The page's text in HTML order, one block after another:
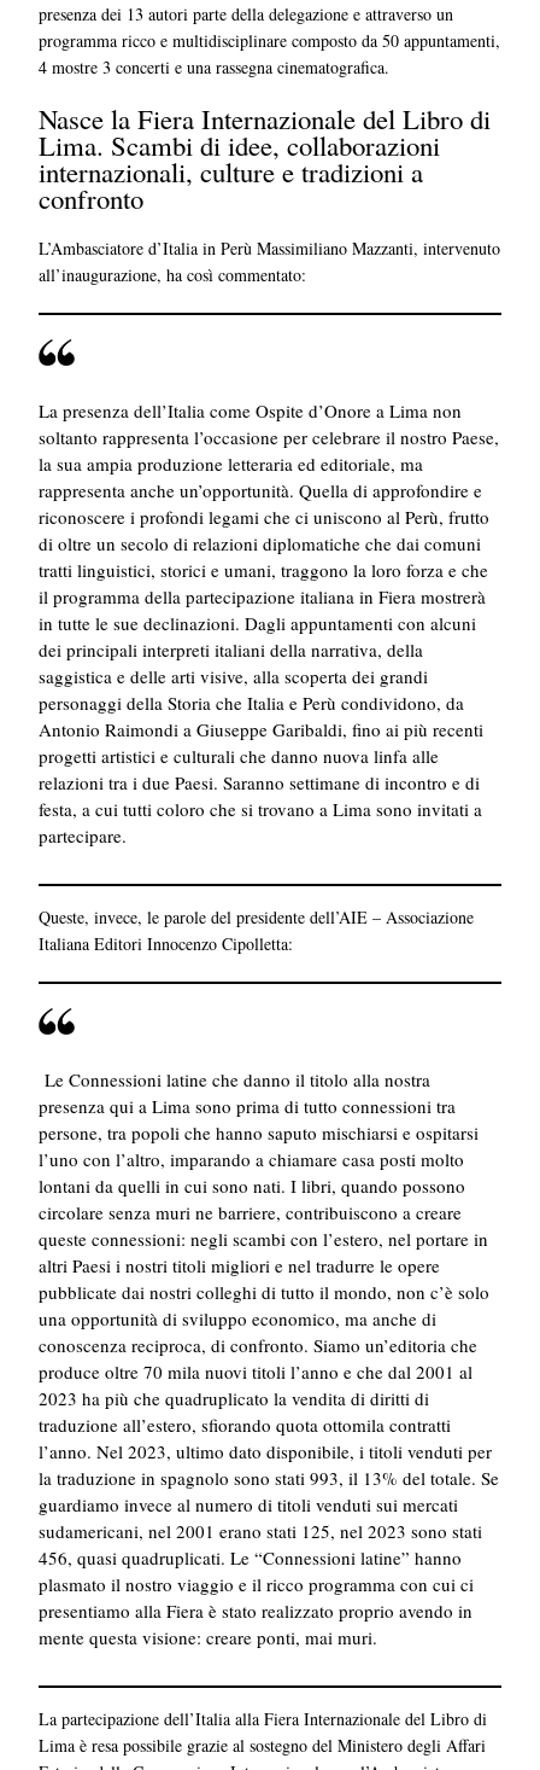
presenza dei 13 autori parte della delegazione e attraverso un
programma ricco e multidisciplinare composto da 50 appuntamenti,
4 mostre 3 concerti e una rassegna cinematografica.
Nasce la Fiera Internazionale del Libro di
Lima. Scambi di idee, collaborazioni
internazionali, culture e tradizioni a
confronto
L’Ambasciatore d’Italia in Perù Massimiliano Mazzanti, intervenuto
all’inaugurazione, ha così commentato:
La presenza dell’Italia come Ospite d’Onore a Lima non
soltanto rappresenta l’occasione per celebrare il nostro Paese,
la sua ampia produzione letteraria ed editoriale, ma
rappresenta anche un’opportunità. Quella di approfondire e
riconoscere i profondi legami che ci uniscono al Perù, frutto
di oltre un secolo di relazioni diplomatiche che dai comuni
tratti linguistici, storici e umani, traggono la loro forza e che
il programma della partecipazione italiana in Fiera mostrerà
in tutte le sue declinazioni. Dagli appuntamenti con alcuni
dei principali interpreti italiani della narrativa, della
saggistica e delle arti visive, alla scoperta dei grandi
personaggi della Storia che Italia e Perù condividono, da
Antonio Raimondi a Giuseppe Garibaldi, fino ai più recenti
progetti artistici e culturali che danno nuova linfa alle
relazioni tra i due Paesi. Saranno settimane di incontro e di
festa, a cui tutti coloro che si trovano a Lima sono invitati a
partecipare.
Queste, invece, le parole del presidente dell’AIE – Associazione
Italiana EditoriInnocenzo Cipolletta:
Le Connessioni latine che danno il titolo alla nostra
presenza qui a Lima sono prima di tutto connessioni tra
persone, tra popoli che hanno saputo mischiarsi e ospitarsi
l’uno con l’altro, imparando a chiamare casa posti molto
lontani da quelli in cui sono nati. I libri, quando possono
circolare senza muri ne barriere, contribuiscono a creare
queste connessioni: negli scambi con l’estero, nel portare in
altri Paesi i nostri titoli migliori e nel tradurre le opere
pubblicate dai nostri colleghi di tutto il mondo, non c’è solo
una opportunità di sviluppo economico, ma anche di
conoscenza reciproca, di confronto. Siamo un’editoria che
produce oltre 70 mila nuovi titoli l’anno e che dal 2001 al
2023 ha più che quadruplicato la vendita di diritti di
traduzione all’estero, sfiorando quota ottomila contratti
l’anno. Nel 2023, ultimo dato disponibile, i titoli venduti per
la traduzione in spagnolo sono stati 993, il 13% del totale. Se
guardiamo invece al numero di titoli venduti sui mercati
sudamericani, nel 2001 erano stati 125, nel 2023 sono stati
456, quasi quadruplicati. Le “Connessioni latine” hanno
plasmato il nostro viaggio e il ricco programma con cui ci
presentiamo alla Fiera è stato realizzato proprio avendo in
mente questa visione: creare ponti, mai muri.
La partecipazione dell’Italia alla Fiera Internazionale del Libro di
Lima è resa possibile grazie al sostegno del Ministero degli Affari